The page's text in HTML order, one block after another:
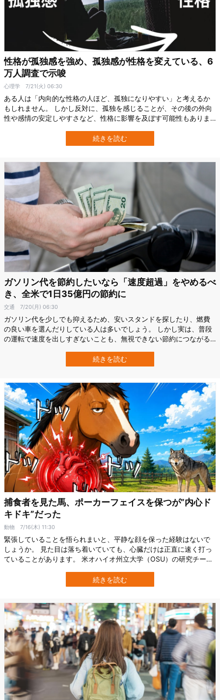
性格が孤独感を強め、孤独感が性格を変えている、6
万人調査で示唆
心理学 7/21(火) 06:30
ある人は「内向的な性格の人ほど、孤独になりやすい」と考えるか
もしれません。 しかし反対に、孤独を感じることが、その後の外向
性や感情の安定しやすさなど、性格に影響を及ぼす可能性もありま
を対象に分析したところ、性格と孤独感は関連しており、4年後の互
いの変化を予測していました。 研究成果は2026年6月19日付で、科
続きを読む
ガソリン代を節約したいなら「速度超過」をやめるべ
き、全米で1日35億円の節約に
交通 7/20(月) 06:30
ガソリン代を少しでも抑えるため、安いスタンドを探したり、燃費
の良い車を選んだりしている人は多いでしょう。 しかし実は、普段
の運転で速度を出しすぎないことも、無視できない節約につながる
は、制限速度を守ると1日約2500万Lの燃料と約2200万ドル、日本
円で約35億円の燃料代を節約できる一方、平均的な1日の走行時間は
続きを読む
捕食者を見た馬、ポーカーフェイスを保つが”内心ド
キドキ”だった
動物 7/16(木) 11:30
緊張していることを悟られまいと、平静な顔を保った経験はないで
しょうか。 見た目は落ち着いていても、心臓だけは正直に速く打っ
ていることがあります。 米オハイオ州立大学（OSU）の研究チーム
はドキドキ」という反応が見られました。 研究成果は2026年7月15
日付で、科学誌『PLOS ONE』に掲載されています。 馬が捕食者を
続きを読む